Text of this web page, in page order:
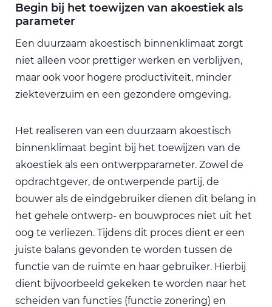
Begin bij het toewijzen van akoestiek als
parameter
Een duurzaam akoestisch binnenklimaat zorgt
niet alleen voor prettiger werken en verblijven,
maar ook voor hogere productiviteit, minder
ziekteverzuim en een gezondere omgeving.
Het realiseren van een duurzaam akoestisch
binnenklimaat begint bij het toewijzen van de
akoestiek als een ontwerpparameter. Zowel de
opdrachtgever, de ontwerpende partij, de
bouwer als de eindgebruiker dienen dit belang in
het gehele ontwerp- en bouwproces niet uit het
oog te verliezen. Tijdens dit proces dient er een
juiste balans gevonden te worden tussen de
functie van de ruimte en haar gebruiker. Hierbij
dient bijvoorbeeld gekeken te worden naar het
scheiden van functies (functie zonering) en